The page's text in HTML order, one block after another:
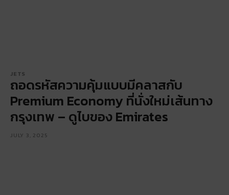
JETS
ถอดรหัสความคุ้มแบบมีคลาสกับ
Premium Economy ที่นั่งใหม่เส้นทาง
กรุงเทพ – ดูไบของ Emirates
JULY 3, 2025